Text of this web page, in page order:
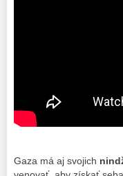
Gaza má aj svojich